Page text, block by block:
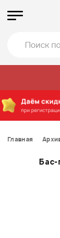
Главная
Бас-